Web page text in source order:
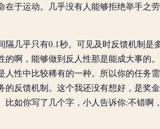
于运动。几乎没有人能够拒绝举手之
几乎只有0.1秒。可见及时反馈机制是
啊，能够做到反人性那是能成大事的
性中比较稀有的一种。所以你的任务
反馈机制。这个我还没有想好，是奖
如你写了几个字，小人告诉你:不错啊